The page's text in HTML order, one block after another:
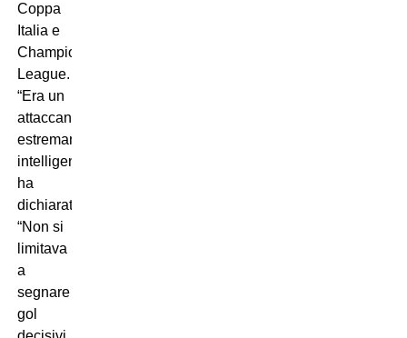
Coppa
Italia e
Champions
League.
“Era un
attaccante
estremamente
intelligente”,
ha
dichiarato.
“Non si
limitava
a
segnare
gol